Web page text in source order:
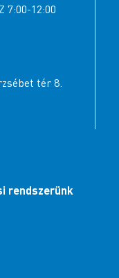
7:00-12:00
tér 8.
rendszerünk